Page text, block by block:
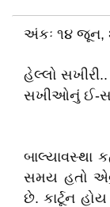
અંકઃ ૧૪ જૂન,
હેલ્લો સખીરી..
સખીઓનું ઈ-
બાલ્યાવસ્થા
સમય હતો
છે. કાર્ટૂન